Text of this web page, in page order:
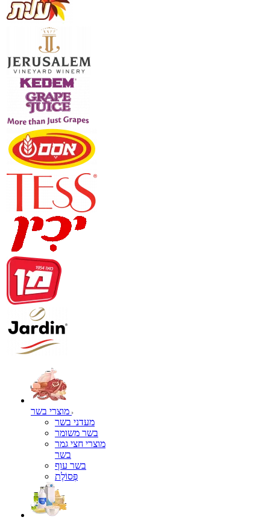
מעדני בשר
בשר משומר
מוצרי חצי גמר
בשר
בשר עוף
פְּסוֹלֶת